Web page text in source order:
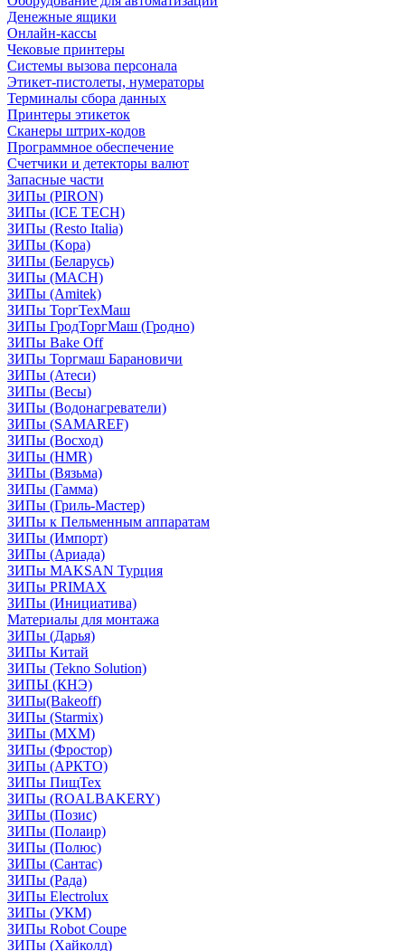
Денежные ящики
Онлайн-кассы
Чековые принтеры
Системы вызова персонала
Этикет-пистолеты, нумераторы
Терминалы сбора данных
Принтеры этикеток
Сканеры штрих-кодов
Программное обеспечение
Счетчики и детекторы валют
Запасные части
ЗИПы (PIRON)
ЗИПы (ICE TECH)
ЗИПы (Resto Italia)
ЗИПы (Kopa)
ЗИПы (Беларусь)
ЗИПы (MACH)
ЗИПы (Amitek)
ЗИПы ТоргТехМаш
ЗИПы ГродТоргМаш (Гродно)
ЗИПы Bake Off
ЗИПы Торгмаш Барановичи
ЗИПы (Атеси)
ЗИПы (Весы)
ЗИПы (Водонагреватели)
ЗИПы (SAMAREF)
ЗИПы (Восход)
ЗИПы (HMR)
ЗИПы (Вязьма)
ЗИПы (Гамма)
ЗИПы (Гриль-Мастер)
ЗИПы к Пельменным аппаратам
ЗИПы (Импорт)
ЗИПы (Ариада)
ЗИПы MAKSAN Турция
ЗИПы PRIMAX
ЗИПы (Инициатива)
Материалы для монтажа
ЗИПы (Дарья)
ЗИПы Китай
ЗИПы (Tekno Solution)
ЗИПЫ (КНЭ)
ЗИПы(Bakeoff)
ЗИПы (Starmix)
ЗИПы (МХМ)
ЗИПы (Фростор)
ЗИПы (АРКТО)
ЗИПы ПищТех
ЗИПы (ROALBAKERY)
ЗИПы (Позис)
ЗИПы (Полаир)
ЗИПы (Полюс)
ЗИПы (Сантас)
ЗИПы (Рада)
ЗИПы Electrolux
ЗИПы (УКМ)
ЗИПы Robot Coupe
ЗИПы (Хайколд)